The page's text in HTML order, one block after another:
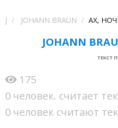
J JOHANN BRAUN АХ,
JOHANN
ТЕКСТ
175
0 человек. считает
0 человек считают